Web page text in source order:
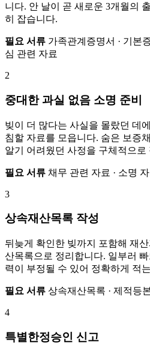
니다. 안 날이 곧 새로운 3개월의
히 잡습니다.
필요 서류 가족관계증명서 · 기본
심 관련 자료
2
중대한 과실 없음 소명 준비
빚이 더 많다는 사실을 몰랐던 데
침할 자료를 모읍니다. 숨은 보증
알기 어려웠던 사정을 구체적으로
필요 서류 채무 관련 자료 · 소명
3
상속재산목록 작성
뒤늦게 확인한 빚까지 포함해 재
산목록으로 정리합니다. 일부러
력이 부정될 수 있어 정확하게 적
필요 서류 상속재산목록 · 제적등
4
특별한정승인 신고